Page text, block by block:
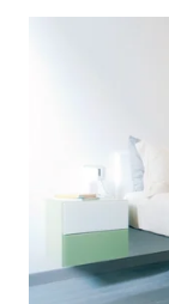
WN
SOLO